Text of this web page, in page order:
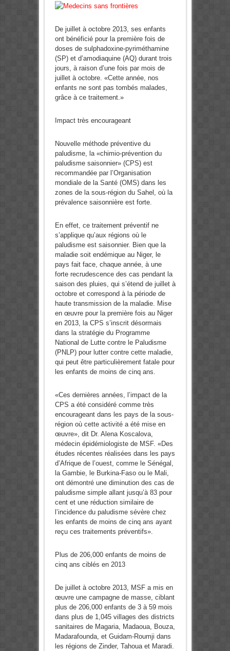
De juillet à octobre 2013, ses enfants
ont bénéficié pour la première fois de
doses de sulphadoxine-pyriméthamine
(SP) et d’amodiaquine (AQ) durant trois
jours, à raison d’une fois par mois de
juillet à octobre. «Cette année, nos
enfants ne sont pas tombés malades,
grâce à ce traitement.»
Impact très encourageant
Nouvelle méthode préventive du
paludisme, la «chimio-prévention du
paludisme saisonnier» (CPS) est
recommandée par l’Organisation
mondiale de la Santé (OMS) dans les
zones de la sous-région du Sahel, où la
prévalence saisonnière est forte.
En effet, ce traitement préventif ne
s’applique qu’aux régions où le
paludisme est saisonnier. Bien que la
maladie soit endémique au Niger, le
pays fait face, chaque année, à une
forte recrudescence des cas pendant la
saison des pluies, qui s’étend de juillet à
octobre et correspond à la période de
haute transmission de la maladie. Mise
en œuvre pour la première fois au Niger
en 2013, la CPS s’inscrit désormais
dans la stratégie du Programme
National de Lutte contre le Paludisme
(PNLP) pour lutter contre cette maladie,
qui peut être particulièrement fatale pour
les enfants de moins de cinq ans.
«Ces dernières années, l’impact de la
CPS a été considéré comme très
encourageant dans les pays de la sous-
région où cette activité a été mise en
œuvre», dit Dr. Alena Koscalova,
médecin épidémiologiste de MSF. «Des
études récentes réalisées dans les pays
d’Afrique de l’ouest, comme le Sénégal,
la Gambie, le Burkina-Faso ou le Mali,
ont démontré une diminution des cas de
paludisme simple allant jusqu’à 83 pour
cent et une réduction similaire de
l’incidence du paludisme sévère chez
les enfants de moins de cinq ans ayant
reçu ces traitements préventifs».
Plus de 206,000 enfants de moins de
cinq ans ciblés en 2013
De juillet à octobre 2013, MSF a mis en
œuvre une campagne de masse, ciblant
plus de 206,000 enfants de 3 à 59 mois
dans plus de 1,045 villages des districts
sanitaires de Magaria, Madaoua, Bouza,
Madarafounda, et Guidam-Roumji dans
les régions de Zinder, Tahoua et Maradi.